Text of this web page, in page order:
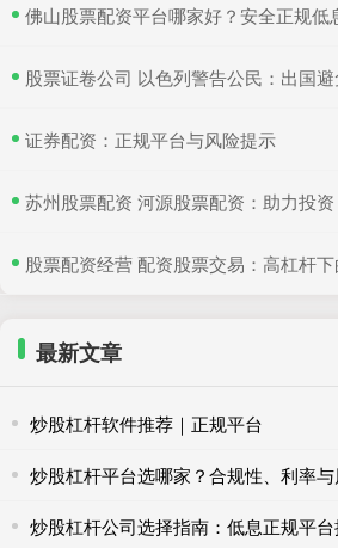
佛山股票配资平台哪家好？安全正规低
股票证卷公司 以色列警告公民：出国
​证券配资：正规平台与风险提示
苏州股票配资 河源股票配资：助力投
股票配资经营 配资股票交易：高杠杆
最新文章
炒股杠杆软件推荐｜正规平台
炒股杠杆平台选哪家？合规性、利率与
炒股杠杆公司选择指南：低息正规平